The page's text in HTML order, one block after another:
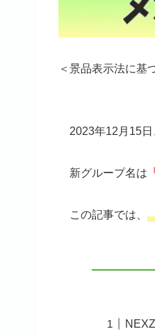
＜景品表示法に基
2023年12月15日
新グループ名は
この記事では、